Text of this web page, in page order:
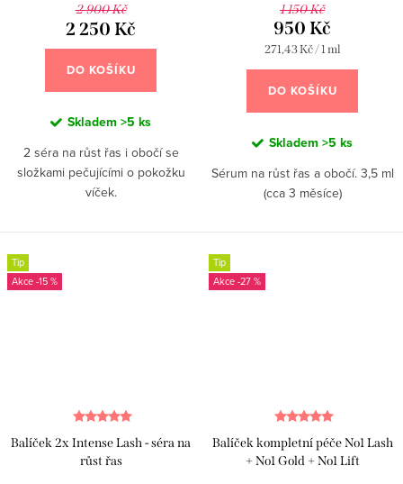
2 900 Kč
2 250 Kč
DO KOŠÍKU
Skladem >5 ks
2 séra na růst řas i obočí se
složkami pečujícími o pokožku
víček.
1 150 Kč
950 Kč
Měrná
271,43 Kč / 1 ml
DO KOŠÍKU
Skladem >5 ks
Sérum na růst řas a obočí. 3,5 ml
(cca 3 měsíce)
Tip
-15 %
Balíček 2x Intense Lash - séra na
růst řas
Tip
-27 %
Balíček kompletní péče No1 Lash
+ No1 Gold + No1 Lift